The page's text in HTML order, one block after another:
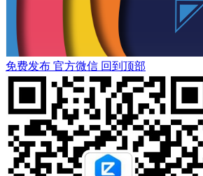
免费发布 官方微信 回到顶部